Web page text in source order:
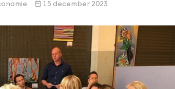
15 december 2023